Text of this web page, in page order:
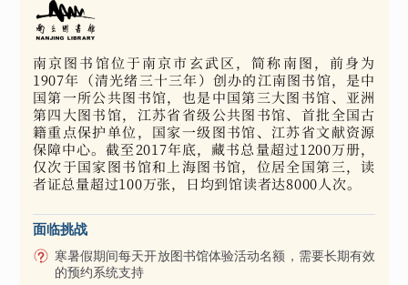
南京图书馆位于南京市玄武区，简称南图，前身为
1907年（清光绪三十三年）创办的江南图书馆，是中
国第一所公共图书馆，也是中国第三大图书馆、亚洲
第四大图书馆，江苏省省级公共图书馆、首批全国古
籍重点保护单位，国家一级图书馆、江苏省文献资源
保障中心。截至2017年底，藏书总量超过1200万册，
仅次于国家图书馆和上海图书馆，位居全国第三，读
者证总量超过100万张，日均到馆读者达8000人次。
面临挑战
寒暑假期间每天开放图书馆体验活动名额，需要长期有效
的预约系统支持